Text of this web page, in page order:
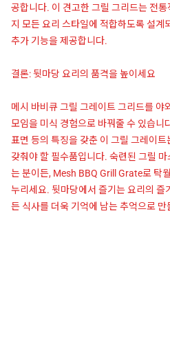
공합니다. 이 견고한 그릴 그리드는 전
지 모든 요리 스타일에 적합하도록 설계
추가 기능을 제공합니다.
결론: 뒷마당 요리의 품격을 높이세요
메시 바비큐 그릴 그레이트 그리드를 야
모임을 미식 경험으로 바꿔줄 수 있습니
표면 등의 특징을 갖춘 이 그릴 그레이
갖춰야 할 필수품입니다. 숙련된 그릴
는 분이든, Mesh BBQ Grill Grate로 탁
누리세요. 뒷마당에서 즐기는 요리의 즐
든 식사를 더욱 기억에 남는 추억으로 만